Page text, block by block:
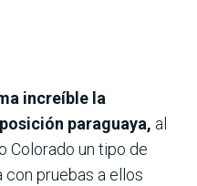
increíble la
paraguaya, al
Colorado un tipo de
pruebas a ellos